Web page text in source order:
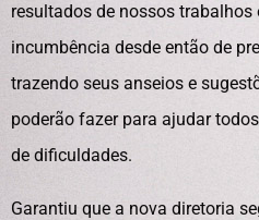
resultados de nossos trabalhos
incumbência desde então de
trazendo seus anseios e
poderão fazer para ajudar
de dificuldades.
Garantiu que a nova diretoria